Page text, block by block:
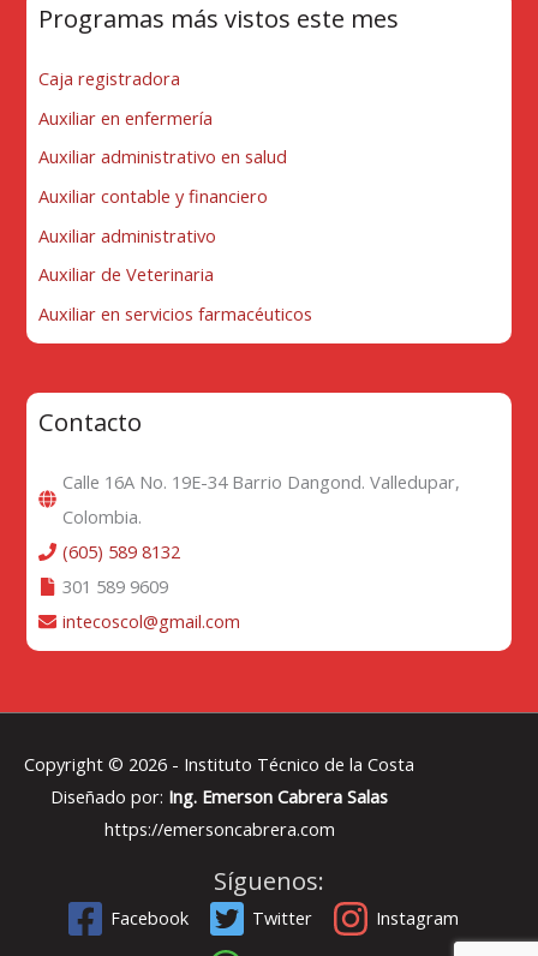
Programas más vistos este mes
Caja registradora
Auxiliar en enfermería
Auxiliar administrativo en salud
Auxiliar contable y financiero
Auxiliar administrativo
Auxiliar de Veterinaria
Auxiliar en servicios farmacéuticos
Contacto
Calle 16A No. 19E-34 Barrio Dangond. Valledupar,
Colombia.
(605) 589 8132
301 589 9609
intecoscol@gmail.com
Copyright © 2026 - Instituto Técnico de la Costa
Diseñado por: Ing. Emerson Cabrera Salas
https://emersoncabrera.com
Síguenos:
Facebook Twitter
Instagram